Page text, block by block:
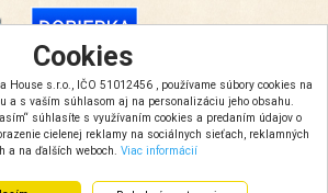
Cookies
House s.r.o., IČO 51012456 , používame súbory cookies na
a s vaším súhlasom aj na personalizáciu jeho obsahu.
súhlasíte s využívaním cookies a predaním údajov o
cielenej reklamy na sociálnych sieťach, reklamných
a na ďalších weboch. Viac informácií